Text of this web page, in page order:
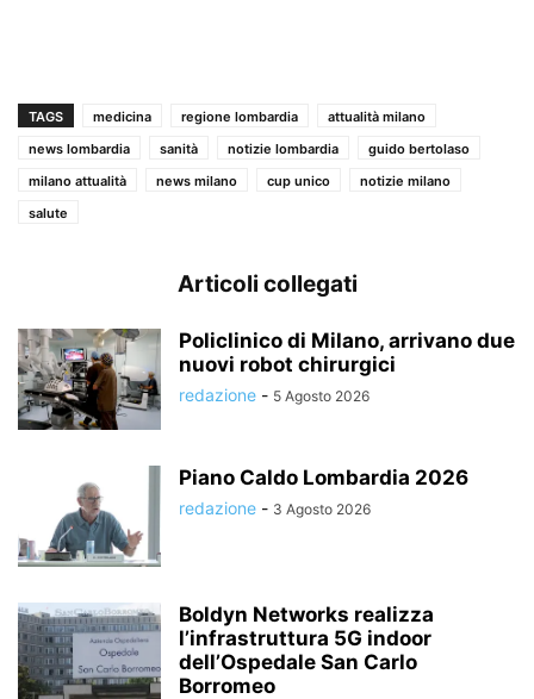
TAGS medicina regione lombardia
attualità milano
news lombardia
sanità notizie lombardia
guido bertolaso
milano attualità
news milano cup unico
notizie milano
salute
Articoli collegati
Policlinico di Milano, arrivano due
nuovi robot chirurgici
redazione - 5 Agosto 2026
Piano Caldo Lombardia 2026
redazione - 3 Agosto 2026
Boldyn Networks realizza
l’infrastruttura 5G indoor
dell’Ospedale San Carlo
Borromeo